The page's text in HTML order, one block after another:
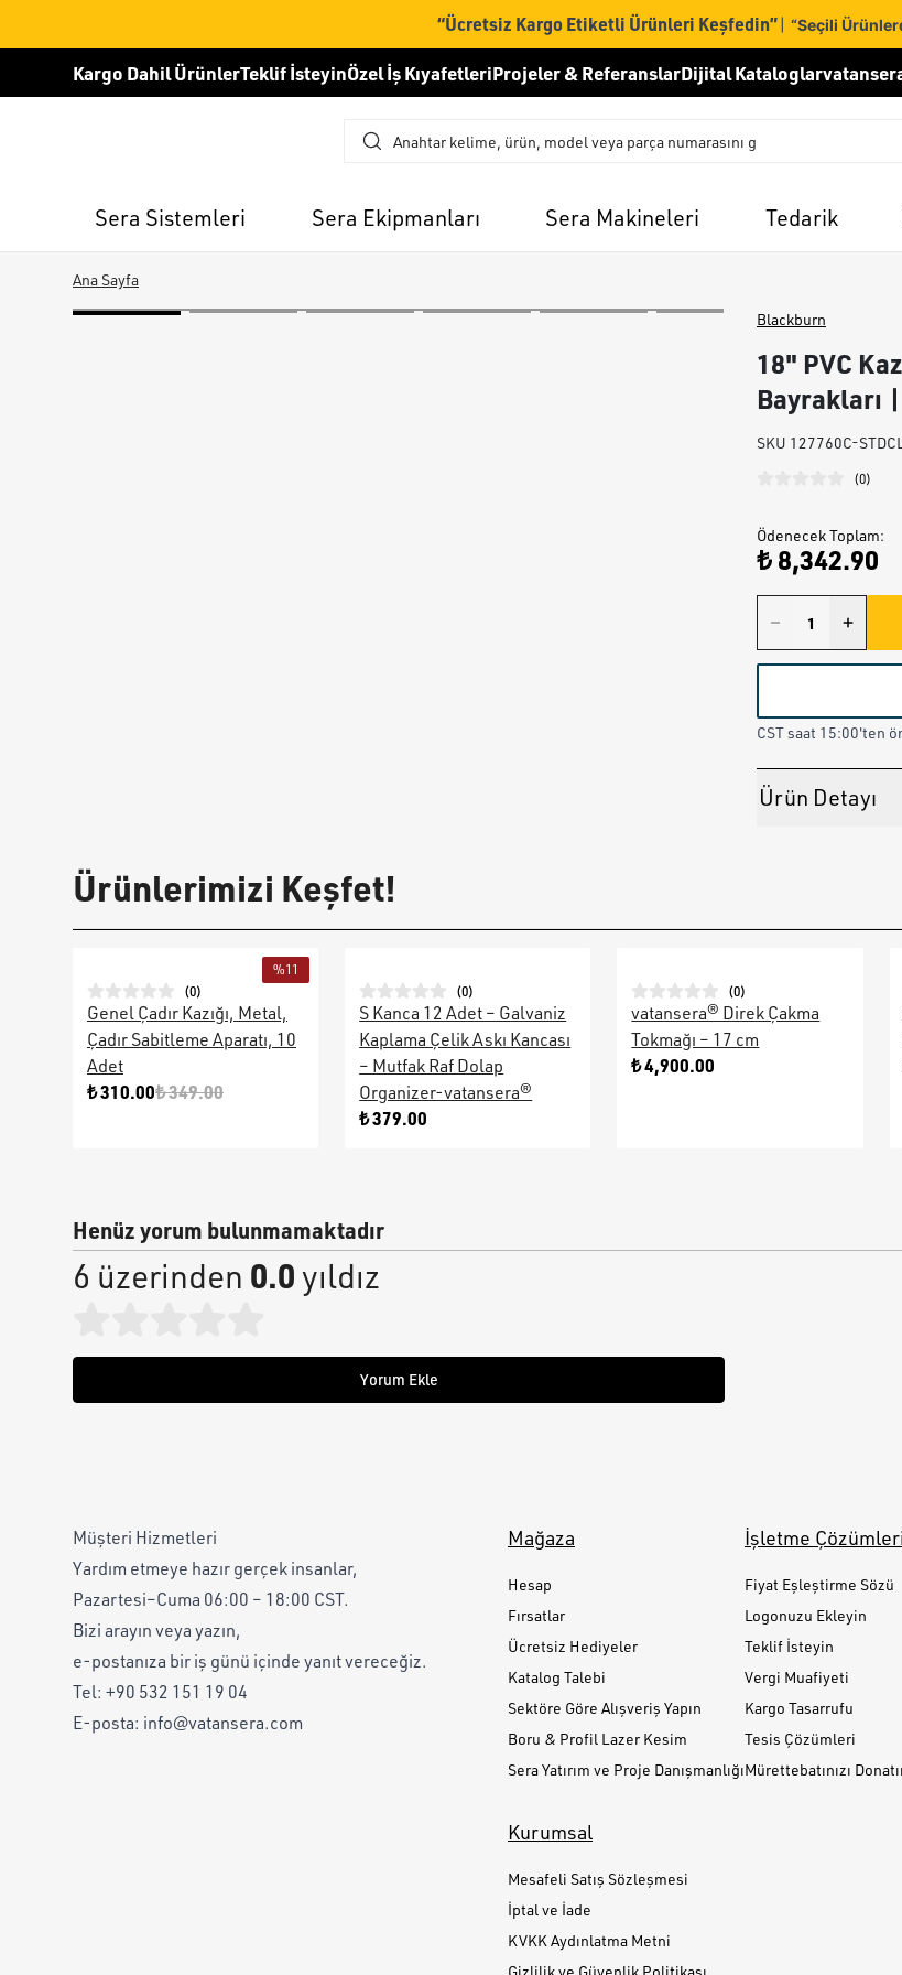
“Ücretsiz Kargo Etiketli Ürünleri Keşfedin”| “Seçili
Kargo Dahil ÜrünlerTeklif İsteyinÖzel İş KıyafetleriProjeler & ReferanslarDijital Kataloglar
Sera Sistemleri Sera Ekipmanları Sera Makineleri Tedarik
Ana Sayfa
Blackburn
18" PVC
Bayrakları
SKU 127760C-
(0)
Ödenecek Toplam:
₺ 8,342.90
CST saat 15:00'ten
Ürün Detayı
Ürünlerimizi Keşfet!
%11
(0)
Genel Çadır Kazığı, Metal,
Çadır Sabitleme Aparatı, 10
Adet
₺ 310.00₺ 349.00
(0)
S Kanca 12 Adet – Galvaniz
Kaplama Çelik Askı Kancası
– Mutfak Raf Dolap
Organizer-vatansera®
₺ 379.00
(0)
vatansera® Direk Çakma
Tokmağı – 17 cm
₺ 4,900.00
Henüz yorum bulunmamaktadır
6 üzerinden 0.0yıldız
Yorum Ekle
Müşteri Hizmetleri
Yardım etmeye hazır gerçek insanlar,
Pazartesi–Cuma 06:00 – 18:00 CST.
Bizi arayın veya yazın,
e-postanıza bir iş günü içinde yanıt vereceğiz.
Tel: +90 532 151 19 04
E-posta: info@vatansera.com
Mağaza
Hesap
Fırsatlar
Ücretsiz Hediyeler
Katalog Talebi
Sektöre Göre Alışveriş Yapın
Boru & Profil Lazer Kesim
Sera Yatırım ve Proje Danışmanlığı
İşletme Çözümleri
Fiyat Eşleştirme Sözü
Logonuzu Ekleyin
Teklif İsteyin
Vergi Muafiyeti
Kargo Tasarrufu
Tesis Çözümleri
Mürettebatınızı
Kurumsal
Mesafeli Satış Sözleşmesi
İptal ve İade
KVKK Aydınlatma Metni
Gizlilik ve Güvenlik Politikası